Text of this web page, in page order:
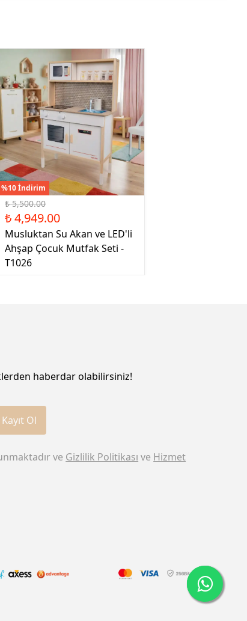
%10 İndirim
₺ 5,500.00
₺ 4,949.00
Musluktan Su Akan ve LED'li
Ahşap Çocuk Mutfak Seti -
T1026
haberdar olabilirsiniz!
Kayıt Ol
ve Gizlilik Politikası ve Hizmet